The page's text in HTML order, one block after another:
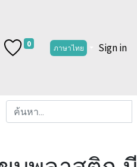
0 ภาษาไทย Sign in